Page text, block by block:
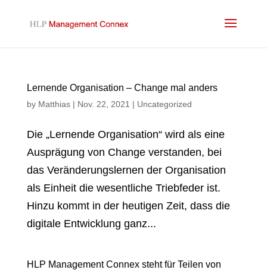
Lernende Organisation – Change mal anders
by Matthias| Nov. 22, 2021 | Uncategorized
Die „Ler­nen­de Orga­ni­sa­ti­on“ wird als eine
Aus­prä­gung von Chan­ge ver­stan­den, bei
das Ver­än­de­rungs­ler­nen der Orga­ni­sa­ti­on
als Ein­heit die wesent­li­che Trieb­fe­der ist.
Hin­zu kommt in der heu­ti­gen Zeit, dass die
digi­ta­le Ent­wick­lung ganz...
HLP Management Connex steht für Teilen von